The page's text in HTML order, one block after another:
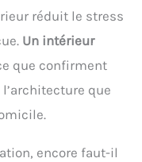
réduit le stress
Un intérieur
que confirment
que
encore faut-il